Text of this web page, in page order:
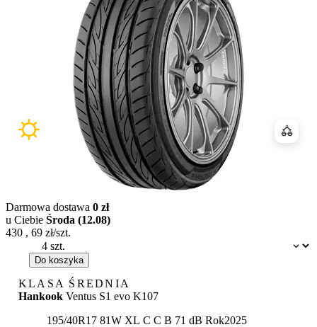
Dostępność:
Darmowa dostawa 0 zł
u Ciebie Środa (12.08)
430 , 69 zł/szt.
Do koszyka
KLASA ŚREDNIA
Hankook Ventus S1 evo K107
195/40R17 81W XL Etykieta:
C C B 71 dB Rok2025